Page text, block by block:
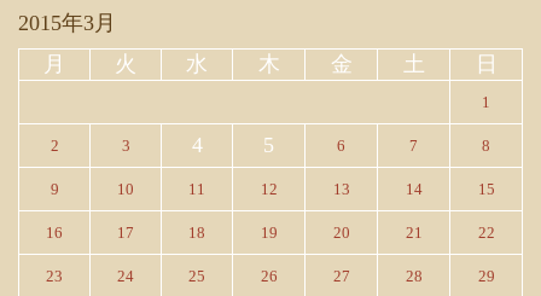
2015年3月
月
火 水 木 金 土 日
1
2 3 4 5 6 7 8
9 10 11 12 13 14 15
16 17 18 19 20 21 22
23 24 25 26 27 28 29